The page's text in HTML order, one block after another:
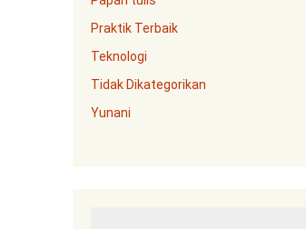
Praktik Terbaik
Teknologi
Tidak Dikategorikan
Yunani